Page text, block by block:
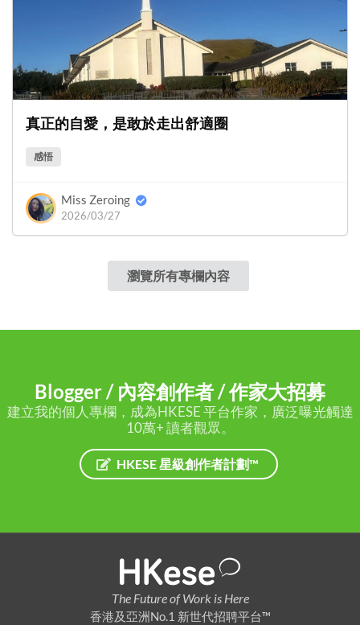
真正的自愛，是敢於走出舒適圈
感悟
Miss Zeroing
2026/03/27
瀏覽所有專欄內容
Blogger / 內容創作者 / 作家大招募
建立我的個人專欄，成為HKESE 平台作家，廣泛曝光觸達
10萬+ 讀者觀眾。
HKESE 星級創作者計劃™
The Future of Work is Here
香港及亞洲No.1 新世代招聘平台™